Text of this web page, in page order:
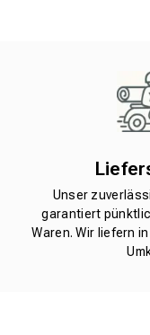
Unser
garantiert
Waren. Wir liefern